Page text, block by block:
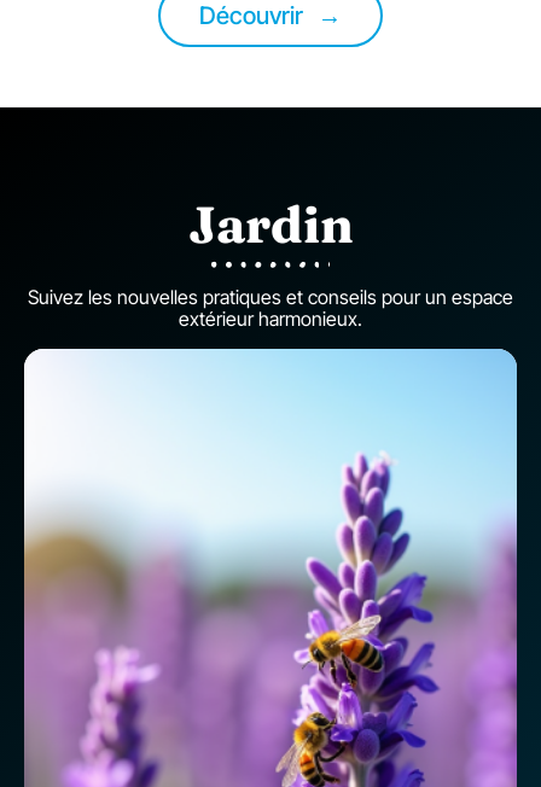
Découvrir
Jardin
Suivez les nouvelles pratiques et conseils pour un espace
extérieur harmonieux.